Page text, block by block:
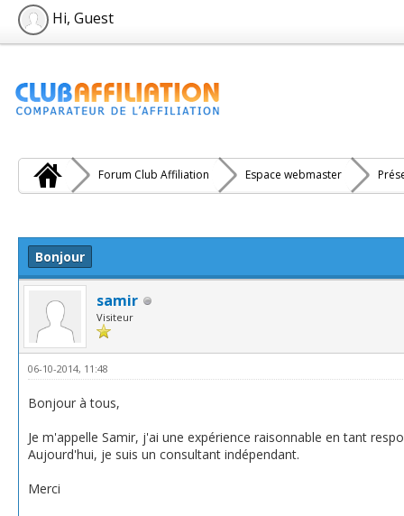
Hi, Guest
Forum Club Affiliation Espace webmaster
Bonjour
samir
Visiteur
06-10-2014, 11:48
Bonjour à tous,
Je m'appelle Samir, j'ai une expérience raisonnable en tant
Aujourd'hui, je suis un consultant indépendant.
Merci